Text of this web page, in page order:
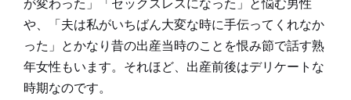
や、「夫は私がいちばん大変な時に手伝ってくれなか
った」とかなり昔の出産当時のことを恨み節で話す熟
年女性もいます。それほど、出産前後はデリケートな
時期なのです。